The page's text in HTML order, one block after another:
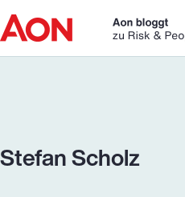
Inhalt
springen
Stefan Scholz